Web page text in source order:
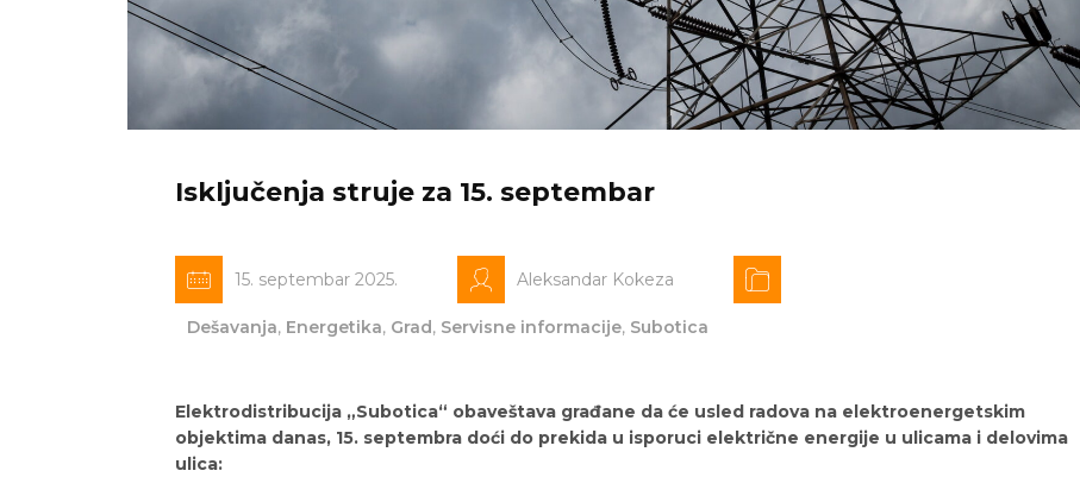
Isključenja struje za 15. septembar
15. septembar 2025. Aleksandar Kokeza
Dešavanja, Energetika, Grad, Servisne informacije, Subotica
Elektrodistribucija „Subotica“ obaveštava građane da će usled radova na elektroenergetskim
objektima danas, 15. septembra doći do prekida u isporuci električne energije u ulicama i delovima
ulica: